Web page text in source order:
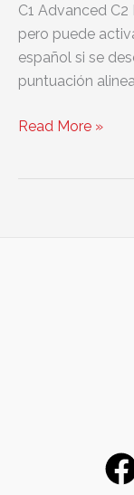
C1 Advanced C2
pero puede
español si se
puntuación
Explicación
Read More »